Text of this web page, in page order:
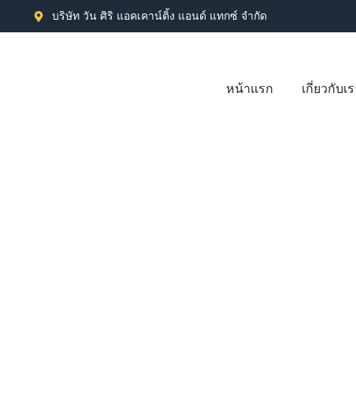
บริษัท วัน ศิริ แอคเคาน์ติ้ง แอนด์ แทกซ์ จำกัด
หน้าแรก เกี่ยวกับเ